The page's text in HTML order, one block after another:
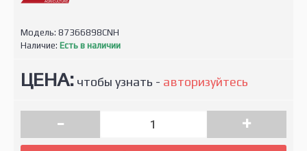
Модель: 87366898CNH
Наличие: Есть в наличии
ЦЕНА: чтобы узнать - авторизуйтесь
- +